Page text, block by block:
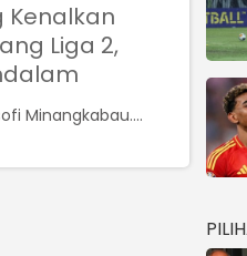
Kenalkan
Liga 2,
Minangkabau....